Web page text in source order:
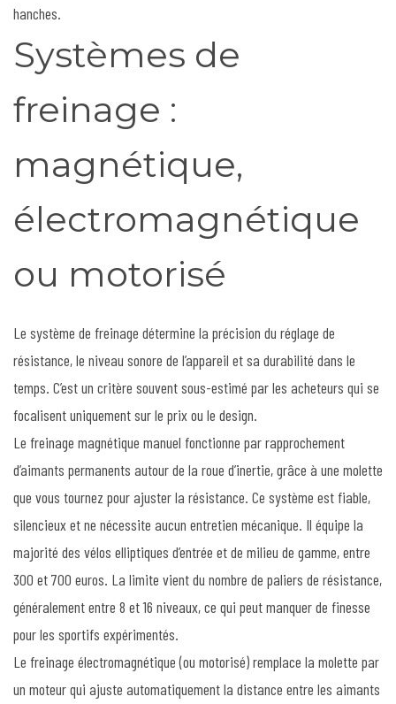
hanches.
Systèmes de
freinage :
magnétique,
électromagnétique
ou motorisé
Le système de freinage détermine la précision du réglage de
résistance, le niveau sonore de l’appareil et sa durabilité dans le
temps. C’est un critère souvent sous-estimé par les acheteurs qui se
focalisent uniquement sur le prix ou le design.
Le freinage magnétique manuel fonctionne par rapprochement
d’aimants permanents autour de la roue d’inertie, grâce à une molette
que vous tournez pour ajuster la résistance. Ce système est fiable,
silencieux et ne nécessite aucun entretien mécanique. Il équipe la
majorité des vélos elliptiques d’entrée et de milieu de gamme, entre
300 et 700 euros. La limite vient du nombre de paliers de résistance,
généralement entre 8 et 16 niveaux, ce qui peut manquer de finesse
pour les sportifs expérimentés.
Le freinage électromagnétique (ou motorisé) remplace la molette par
un moteur qui ajuste automatiquement la distance entre les aimants